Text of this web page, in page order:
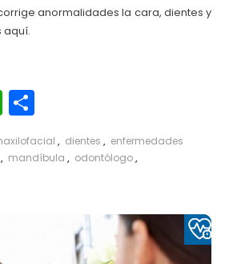
anormalidades la cara, dientes y
aquí.
WhatsApp
Compartir
, dientes , enfermedades
, mandíbula , odontólogo,